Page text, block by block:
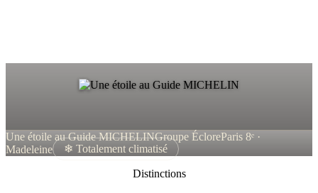
Une étoile au Guide MICHELINGroupe ÉcloreParis 8ᵉ ·
Madeleine
❄ Totalement climatisé
Distinctions